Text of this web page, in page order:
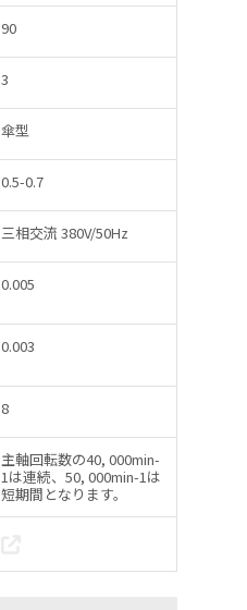
90
3
傘型
0.5-0.7
三相交流 380V/50Hz
0.005
0.003
8
主軸回転数の40, 000min-
1は連続、50, 000min-1は
短期間となります。